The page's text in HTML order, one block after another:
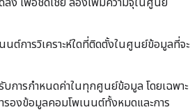
นต์การวิเคราะห์ใดที่ติดตั้งในศูนย์ข้อมูลที่จะ
บการกำหนดค่าในทุกศูนย์ข้อมูล โดยเฉพาะ
องข้อมูลคอมโพเนนต์ทั้งหมดและการ